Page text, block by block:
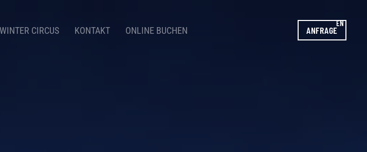
EN
WINTER CIRCUS KONTAKT ONLINE BUCHEN ANFRAGE